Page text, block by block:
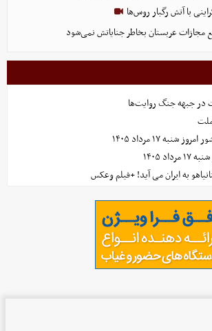
با آتش رگبار روس‌ها
مجازات عربستان بخاطر جنایاتش نمی‌شود
در جبهه جنگ روایت‌ها
۱۷ مرداد ۱۴۰۵
۱۴۰۵
به ایران می آید! +فیلم وعکس